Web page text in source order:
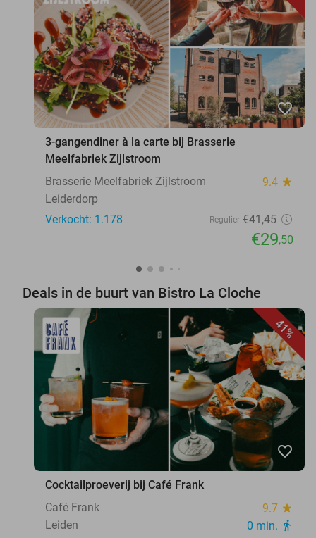
favorite_border
3-gangendiner à la carte bij Brasserie
Meelfabriek Zijlstroom
Brasserie Meelfabriek Zijlstroom
9.4 star
Leiderdorp
Verkocht: 1.178
Regulier €41,45
€29,50
Deals in de buurt van Bistro La Cloche
41%
favorite_border
Cocktailproeverij bij Café Frank
Café Frank
9.7 star
Leiden 0 min. directions_walk